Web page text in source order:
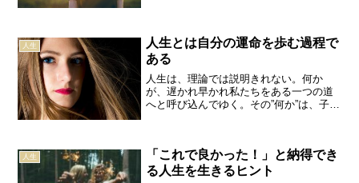
だったのか、その見極めは...
人生
人生とは自分の運命を歩む過程で
ある
人生は、理論では説明きれない。何か
が、遅かれ早かれ私たちをある一つの道
へと呼び込んでゆく。その”何か”は、子ど
まるで啓示のように、あ...
人生
「これで良かった！」と納得でき
る人生を生きるヒント